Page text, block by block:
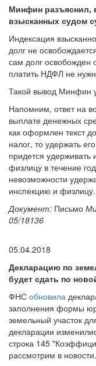
Минфин разъяснил,
взысканных судом
Индексация
долг не
сам долг освобожден
платить НДФЛ не
Такой вывод Минфин
Напомним, ответ на
выплате денежных
как оформлен текст
налог, то удержать
придется удерживать
физлицу в течение
невозможности
инспекцию и физлицу.
Документ: Письмо
05/18136
05.04.2018
Декларацию по
будет сдать по
ФНС обновила
заполнения формы
земельный участок
декларации
строка 145
рассмотрим в новости.